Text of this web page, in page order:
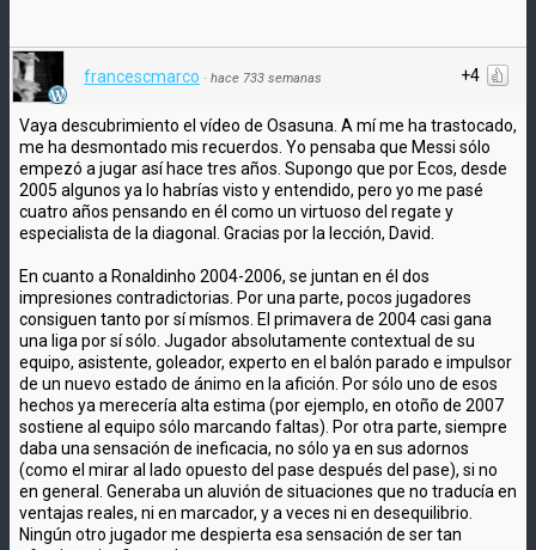
+4
francescmarco · hace 733 semanas
Vaya descubrimiento el vídeo de Osasuna. A mí me ha trastocado,
me ha desmontado mis recuerdos. Yo pensaba que Messi sólo
empezó a jugar así hace tres años. Supongo que por Ecos, desde
2005 algunos ya lo habrías visto y entendido, pero yo me pasé
cuatro años pensando en él como un virtuoso del regate y
especialista de la diagonal. Gracias por la lección, David.
En cuanto a Ronaldinho 2004-2006, se juntan en él dos
impresiones contradictorias. Por una parte, pocos jugadores
consiguen tanto por sí mísmos. El primavera de 2004 casi gana
una liga por sí sólo. Jugador absolutamente contextual de su
equipo, asistente, goleador, experto en el balón parado e impulsor
de un nuevo estado de ánimo en la afición. Por sólo uno de esos
hechos ya merecería alta estima (por ejemplo, en otoño de 2007
sostiene al equipo sólo marcando faltas). Por otra parte, siempre
daba una sensación de ineficacia, no sólo ya en sus adornos
(como el mirar al lado opuesto del pase después del pase), si no
en general. Generaba un aluvión de situaciones que no traducía en
ventajas reales, ni en marcador, y a veces ni en desequilibrio.
Ningún otro jugador me despierta esa sensación de ser tan